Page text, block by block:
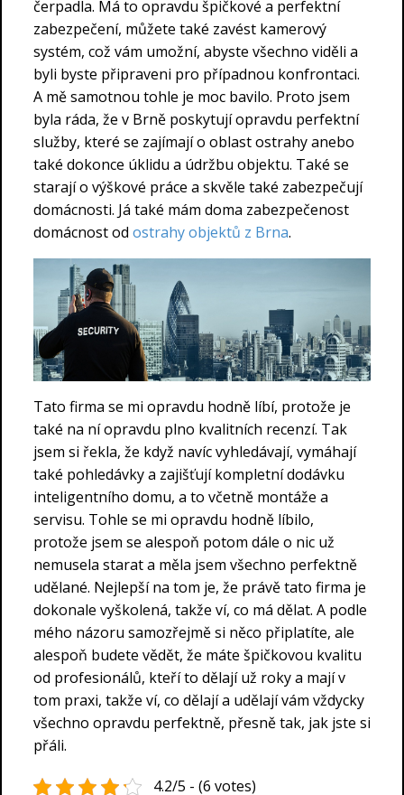
čerpadla. Má to opravdu špičkové a perfektní
zabezpečení, můžete také zavést kamerový
systém, což vám umožní, abyste všechno viděli a
byli byste připraveni pro případnou konfrontaci.
A mě samotnou tohle je moc bavilo. Proto jsem
byla ráda, že v Brně poskytují opravdu perfektní
služby, které se zajímají o oblast ostrahy anebo
také dokonce úklidu a údržbu objektu. Také se
starají o výškové práce a skvěle také zabezpečují
domácnosti. Já také mám doma zabezpečenost
domácnost od ostrahy objektů z Brna.
Tato firma se mi opravdu hodně líbí, protože je
také na ní opravdu plno kvalitních recenzí. Tak
jsem si řekla, že když navíc vyhledávají, vymáhají
také pohledávky a zajišťují kompletní dodávku
inteligentního domu, a to včetně montáže a
servisu. Tohle se mi opravdu hodně líbilo,
protože jsem se alespoň potom dále o nic už
nemusela starat a měla jsem všechno perfektně
udělané. Nejlepší na tom je, že právě tato firma je
dokonale vyškolená, takže ví, co má dělat. A podle
mého názoru samozřejmě si něco připlatíte, ale
alespoň budete vědět, že máte špičkovou kvalitu
od profesionálů, kteří to dělají už roky a mají v
tom praxi, takže ví, co dělají a udělají vám vždycky
všechno opravdu perfektně, přesně tak, jak jste si
přáli.
4.2/5 - (6 votes)